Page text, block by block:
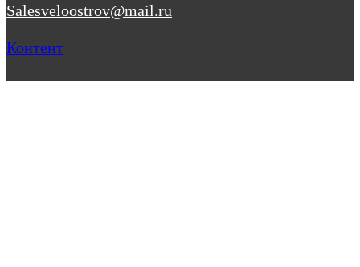
Salesveloostrov@mail.ru
Контент